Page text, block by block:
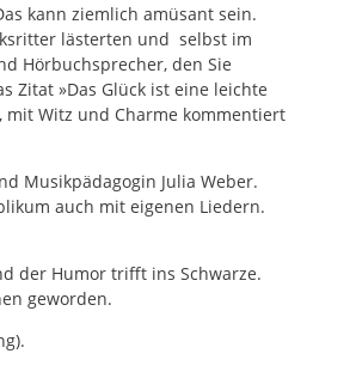
kann ziemlich amüsant sein.
lästerten und selbst im
Hörbuchsprecher, den Sie
Zitat »Das Glück ist eine leichte
mit Witz und Charme kommentiert
Musikpädagogin Julia Weber.
auch mit eigenen Liedern.
der Humor trifft ins Schwarze.
geworden.